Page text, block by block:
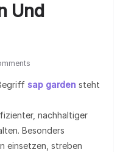
Und
sap garden steht
nachhaltiger
Besonders
einsetzen, streben